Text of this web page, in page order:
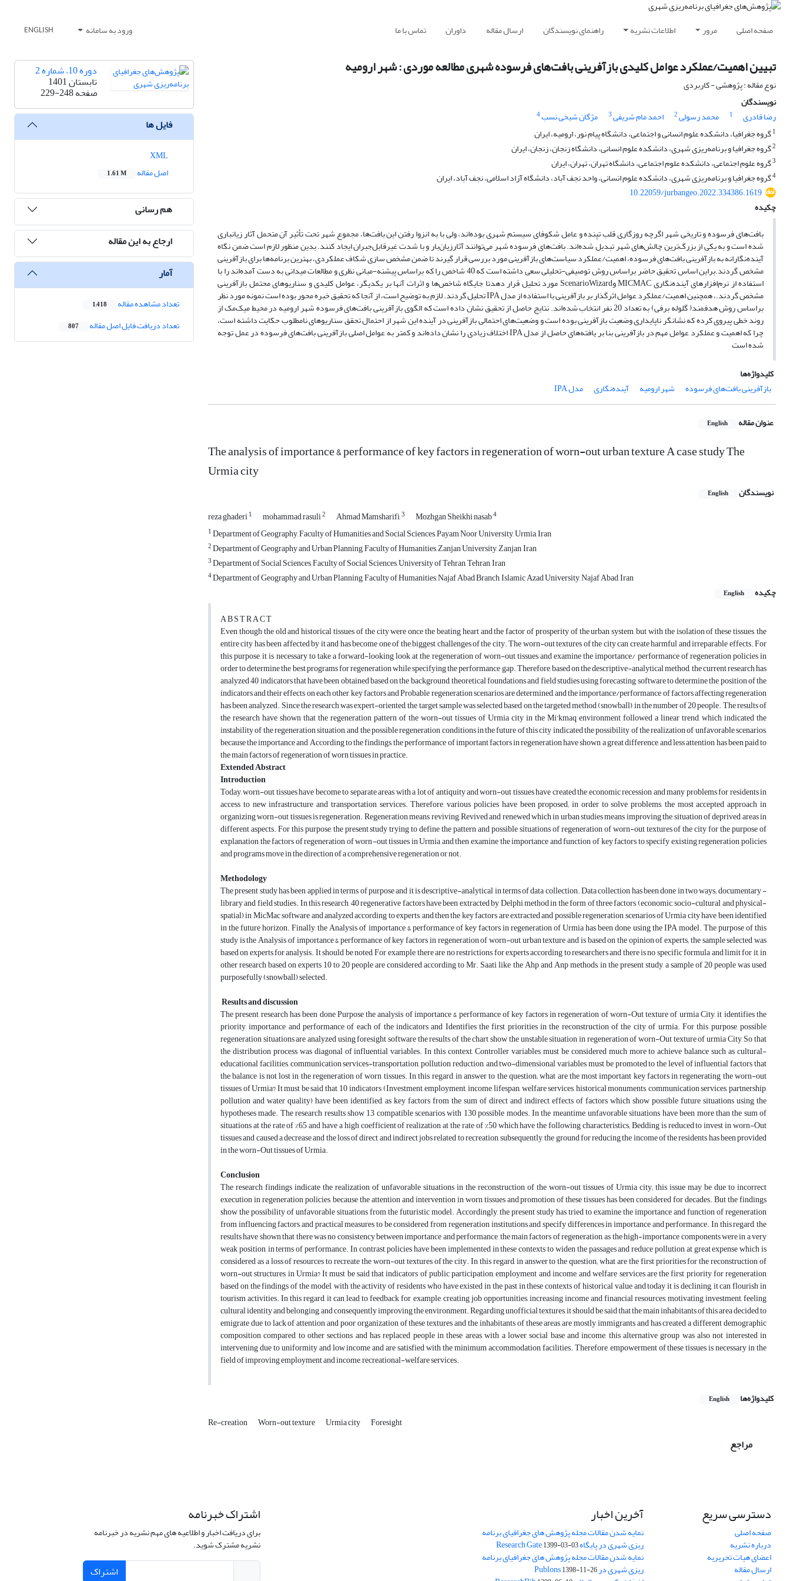
صفحه اصلی مرور اطلاعات نشریه راهنمای نویسندگان ارسال مقاله داوران تماس با ما ورود به سامانه ENGLISH
تبیین اهمیت/عملکرد عوامل کلیدی بازآفرینی بافت‌های فرسوده شهری مطالعه موردی : شهر ارومیه
نوع مقاله : پژوهشی - کاربردی
نویسندگان
رضا قادری
1 محمد رسولی2 احمد مام شریفی3 مژگان شیخی نسب4
1گروه جغرافیا، دانشکده علوم انسانی و اجتماعی، دانشگاه پیام نور، ارومیه، ایران
2گروه جغرافیا و برنامه‌ریزی شهری، دانشکده علوم انسانی، دانشگاه زنجان، زنجان، ایران
3گروه علوم اجتماعی، دانشکده علوم اجتماعی، دانشگاه تهران، تهران، ایران
4گروه جغرافیا و برنامه‌ریزی شهری، دانشکده علوم انسانی، واحد نجف آباد، دانشگاه آزاد اسلامی، نجف آباد، ایران
10.22059/jurbangeo.2022.334386.1619
چکیده
بافت‌های فرسوده و تاریخی شهر اگرچه روزگاری قلب تپنده و عامل شکوفای سیستم شهری بوده‌اند، ولی با به انزوا رفتن این بافت‌ها، مجموع شهر تحت تأثیر آن متحمل آثار زیانباری
شده است و به یکی از بزرگ‌ترین چالش‌های شهر تبدیل شده‌اند. بافت‌های فرسوده شهر می‌توانند آثارزیان‌بار و با شدت غیرقابل‌جبران ایجاد کنند. بدین منظور لازم است ضمن نگاه
آینده‌نگارانه به بازآفرینی بافت‌های فرسوده، اهمیت/عملکرد سیاست‌های بازآفرینی مورد بررسی قرار گیرند تا ضمن مشخص سازی شکاف عملکردی، بهترین برنامه‌ها برای بازآفرینی
مشخص گردند.براین اساس تحقیق حاضر براساس روش توصیفی-تحلیلی سعی داشته است که 40 شاخص را که براساس پیشنه-مبانی نظری و مطالعات میدانی به دست آمده‌اند را با
استفاده از نرم‌افزار‌های آینده‌نگاری MICMAC وScenarioWizard مورد تحلیل قرار دهدتا جایگاه شاخص‌ها و اثرات آنها بر یکدیگر، عوامل کلیدی و سناریوهای محتمل بازآفرینی
مشخص گردند.، همچنین اهمیت/عملکرد عوامل اثرگذار بر بازآفرینی با استفاده از مدل IPA تحلیل گردند. لازم به توضیح است، از آنجا که تحقیق خبره محور بوده است نمونه مورد نظر
براساس روش هدفمند( گلوله برفی) به تعداد 20 نفر انتخاب شده‌اند. نتایج حاصل از تحقیق نشان داده است که الگوی بازآفرینی بافت‌های فرسوده شهر ارومیه در محیط میک‌مک از
روند خطی پیروی کرده که نشانگر ناپایداری وضعیت بازآفرینی بوده است و وضعیت‌های احتمالی بازآفرینی در آینده این شهر از احتمال تحقق سناریوهای نامطلوب حکایت داشته است،
چرا که اهمیت و عملکرد عوامل مهم در بازآفرینی بنا بر یافته‌های حاصل از مدل IPA اختلاف زیادی را نشان داده‌اند و کمتر به عوامل اصلی بازآفرینی بافت‌های فرسوده در عمل توجه
شده است
کلیدواژه‌ها
بازآفرینی بافت‌های فرسوده
شهر ارومیه آینده‌نگاری مدل IPA
عنوان مقاله English
The analysis of importance & performance of key factors in regeneration of worn-out urban texture A case study The
Urmia city
نویسندگان English
reza ghaderi1 mohammad rasuli2 Ahmad Mamsharifi,3 Mozhgan Sheikhi nasab4
1Department of Geography, Faculty of Humanities and Social Sciences, Payam Noor University, Urmia, Iran
2Department of Geography and Urban Planning, Faculty of Humanities, Zanjan University, Zanjan, Iran
3Department of Social Sciences, Faculty of Social Sciences, University of Tehran, Tehran, Iran
4Department of Geography and Urban Planning, Faculty of Humanities, Najaf Abad Branch, Islamic Azad University, Najaf Abad, Iran
چکیده
English
A B S T R A C T
Even though the old and historical tissues of the city were once the beating heart and the factor of prosperity of the urban system, but with the isolation of these tissues, the
entire city has been affected by it and has become one of the biggest challenges of the city. The worn-out textures of the city can create harmful and irreparable effects. For
this purpose, it is necessary to take a forward-looking look at the regeneration of worn-out tissues and examine the importance/ performance of regeneration policies in
order to determine the best programs for regeneration while specifying the performance gap. Therefore, based on the descriptive-analytical method, the current research has
analyzed 40 indicators that have been obtained based on the background, theoretical foundations and field studies using forecasting software to determine the position of the
indicators and their effects on each other, key factors and Probable regeneration scenarios are determined, and the importance/performance of factors affecting regeneration
has been analyzed. Since the research was expert-oriented, the target sample was selected based on the targeted method (snowball) in the number of 20 people. The results of
the research have shown that the regeneration pattern of the worn-out tissues of Urmia city in the Mi'kmaq environment followed a linear trend, which indicated the
instability of the regeneration situation, and the possible regeneration conditions in the future of this city indicated the possibility of the realization of unfavorable scenarios,
because the importance and According to the findings, the performance of important factors in regeneration have shown a great difference, and less attention has been paid to
the main factors of regeneration of worn tissues in practice.
Extended Abstract
Introduction
Today, worn-out tissues have become to separate areas with a lot of antiquity and worn-out tissues have created the economic recession and many problems for residents in
access to new infrastructure and transportation services. Therefore, various policies have been proposed; in order to solve problems, the most accepted approach in
organizing worn-out tissues is regeneration. Regeneration means reviving, Revived and renewed which in urban studies means improving the situation of deprived areas in
different aspects. For this purpose, the present study trying to define the pattern and possible situations of regeneration of worn-out textures of the city for the purpose of
explanation the factors of regeneration of worn-out tissues in Urmia and then examine the importance and function of key factors to specify existing regeneration policies
and programs move in the direction of a comprehensive regeneration or not.
Methodology
The present study has been applied in terms of purpose and it is descriptive-analytical in terms of data collection. Data collection has been done in two ways; documentary -
library and field studies. In this research, 40 regenerative factors have been extracted by Delphi method in the form of three factors (economic, socio-cultural and physical-
spatial) in MicMac software and analyzed according to experts, and then the key factors are extracted and possible regeneration scenarios of Urmia city have been identified
in the future horizon. Finally, the Analysis of importance & performance of key factors in regeneration of Urmia has been done using the IPA model. The purpose of this
study is the Analysis of importance & performance of key factors in regeneration of worn-out urban texture and is based on the opinion of experts; the sample selected was
based on experts for analysis. It should be noted, For example, there are no restrictions for experts according to researchers and there is no specific formula and limit for it, in
other research based on experts 10 to 20 people are considered according to Mr. Saati like the Ahp and Anp methods, in the present study, a sample of 20 people was used
purposefully (snowball) selected.
Results and discussion
The present research has been done Purpose the analysis of importance & performance of key factors in regeneration of worn-Out texture of urmia City, it identifies the
priority, importance and performance of each of the indicators and Identifies the first priorities in the reconstruction of the city of urmia. For this purpose, possible
regeneration situations are analyzed using foresight software the results of the chart show the unstable situation in regeneration of worn-Out texture of urmia City, So that
the distribution process was diagonal of influential variables. In this context, Controller variables must be considered much more to achieve balance such as cultural-
educational facilities, communication services-transportation, pollution reduction, and two-dimensional variables must be promoted to the level of influential factors that
the balance is not lost in the regeneration of worn tissues. In this regard, in answer to the question; what are the most important key factors in regenerating the worn-out
tissues of Urmia? It must be said that, 10 indicators (Investment, employment, income, lifespan, welfare services, historical monuments, communication services, partnership,
pollution and water quality) have been identified, as key factors from the sum of direct and indirect effects of factors which show possible future situations using the
hypotheses made. The research results show 13 compatible scenarios with 130 possible modes. In the meantime, unfavorable situations have been more than the sum of
situations at the rate of %65 and have a high coefficient of realization at the rate of %50 which have the following characteristics; Bedding is reduced to invest in worn-Out
tissues and caused a decrease and the loss of direct and indirect jobs related to recreation, subsequently, the ground for reducing the income of the residents has been provided
in the worn-Out tissues of Urmia.
Conclusion
The research findings indicate the realization of unfavorable situations in the reconstruction of the worn-out tissues of Urmia city; this issue may be due to incorrect
execution in regeneration policies, because the attention and intervention in worn tissues and promotion of these tissues has been considered for decades. But the findings
show the possibility of unfavorable situations from the futuristic model. Accordingly, the present study has tried to examine the importance and function of regeneration
from influencing factors and practical measures to be considered from regeneration institutions and specify differences in importance and performance. In this regard, the
results have shown that there was no consistency between importance and performance, the main factors of regeneration, as the high-importance components were in a very
weak position, in terms of performance. In contrast, policies have been implemented in these contexts to widen the passages and reduce pollution at great expense which is
considered as a loss of resources to recreate the worn-out textures of the city. In this regard, in answer to the question; what are the first priorities for the reconstruction of
worn-out structures in Urmia? It must be said that indicators of public participation, employment and income, and welfare services are the first priority for regeneration
based on the findings of the model, with the activity of residents who have existed in the past in these contexts of historical value and today it is declining, it can flourish in
tourism activities. In this regard, it can lead to feedback for example, creating job opportunities, increasing income and financial resources, motivating investment, feeling
cultural identity and belonging, and consequently improving the environment. Regarding unofficial textures, it should be said that the main inhabitants of this area decided to
emigrate due to lack of attention and poor organization of these textures and the inhabitants of these areas are mostly immigrants and has created a different demographic
composition compared to other sections and has replaced people in these areas with a lower social base and income, this alternative group was also not interested in
intervening due to uniformity and low income and are satisfied with the minimum accommodation facilities. Therefore, empowerment of these tissues is necessary in the
field of improving employment and income, recreational-welfare services.
کلیدواژه‌ها English
Re-creation Worn-out texture Urmia city Foresight
مراجع
دوره 10، شماره 2
تابستان 1401
صفحه229-248
فایل ها
اصل مقاله
1.61 M
هم رسانی
ارجاع به این مقاله
آمار
تعداد مشاهده مقاله 1,418
تعداد دریافت فایل اصل مقاله 807
دسترسی سریع
صفحه اصلی
درباره نشریه
اعضای هیات تحریریه
ارسال مقاله
آخرین اخبار
نمایه شدن مقالات مجله پژوهش های جغرافیای برنامه
ریزی شهری در پایگاه Research Gate1399-03-03
نمایه شدن مقالات مجله پژوهش های جغرافیای برنامه
ریزی شهری در Publons1398-11-26
اشتراک خبرنامه
برای دریافت اخبار و اطلاعیه های مهم نشریه در خبرنامه
نشریه مشترک شوید.
اشتراک